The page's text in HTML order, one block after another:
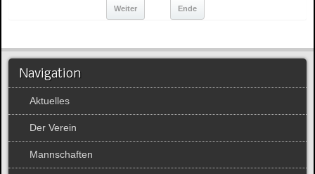
Weiter Ende
Navigation
Aktuelles
Der Verein
Mannschaften